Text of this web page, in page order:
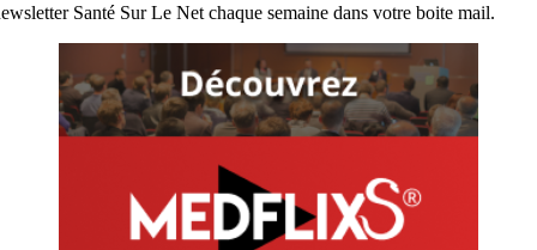
Santé Sur Le Net chaque semaine dans votre boite mail.